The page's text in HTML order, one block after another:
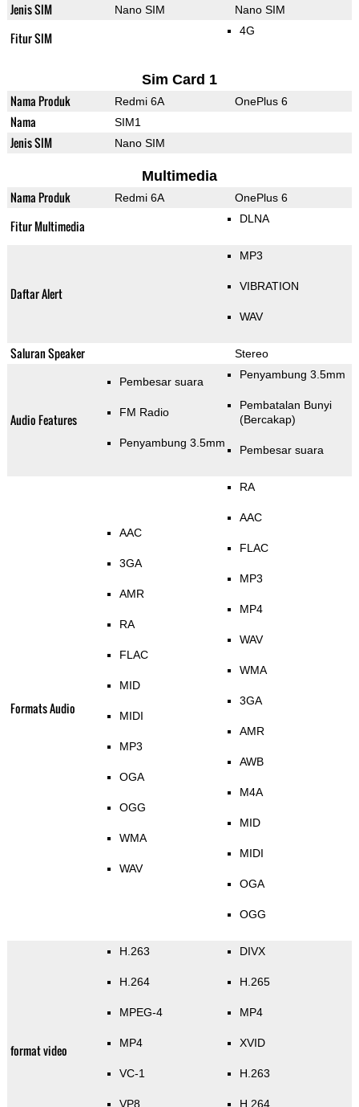
Jenis SIM Nano SIM Nano SIM
Fitur SIM 4G
Sim Card 1
Nama Produk Redmi 6A OnePlus 6
Nama SIM1
Jenis SIM Nano SIM
Multimedia
Nama Produk Redmi 6A OnePlus 6
Fitur Multimedia DLNA
Daftar Alert
MP3
VIBRATION
WAV
Saluran Speaker Stereo
Audio Features
Pembesar suara
FM Radio
Penyambung 3.5mm
Penyambung 3.5mm
Pembatalan Bunyi
(Bercakap)
Pembesar suara
Formats Audio
AAC
3GA
AMR
RA
FLAC
MID
MIDI
MP3
OGA
OGG
WMA
WAV
RA
AAC
FLAC
MP3
MP4
WAV
WMA
3GA
AMR
AWB
M4A
MID
MIDI
OGA
OGG
format video
H.263
H.264
MPEG-4
MP4
VC-1
VP8
DIVX
H.265
MP4
XVID
H.263
H.264